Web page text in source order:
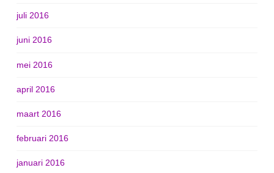
juli 2016
juni 2016
mei 2016
april 2016
maart 2016
februari 2016
januari 2016